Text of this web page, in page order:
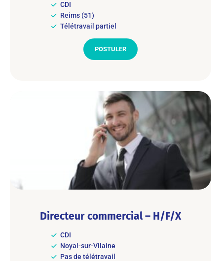
CDI
Reims (51)
Télétravail partiel
POSTULER
Directeur commercial – H/F/X
CDI
Noyal-sur-Vilaine
Pas de télétravail